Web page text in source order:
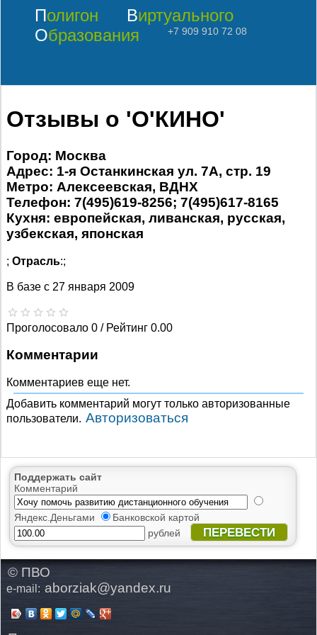
Полигон
Виртуального
Образования
+7 909 910 72 08
Отзывы о 'О'КИНО'
Город: Москва
Адрес: 1-я Останкинская ул. 7А, стр. 19
Метро: Алексеевская, ВДНХ
Телефон: 7(495)619-8256; 7(495)617-8165
Кухня: европейская, ливанская, русская,
узбекская, японская
; Отрасль:;
В базе с 27 января 2009
Проголосовало 0 / Рейтинг 0.00
Комментарии
Комментариев еще нет.
Добавить комментарий могут только авторизованные
пользователи. Авторизоваться
Поддержать сайт
Комментарий
Яндекс.Деньгами
Банковской картой
рублей
ПЕРЕВЕСТИ
© ПВО
e-mail: aborziak@yandex.ru